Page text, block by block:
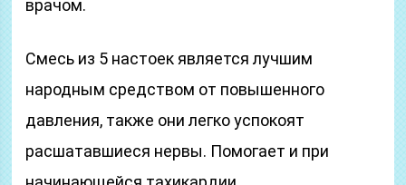
врачом.
Смесь из 5 настоек является лучшим
народным средством от повышенного
давления, также они легко успокоят
расшатавшиеся нервы. Помогает и при